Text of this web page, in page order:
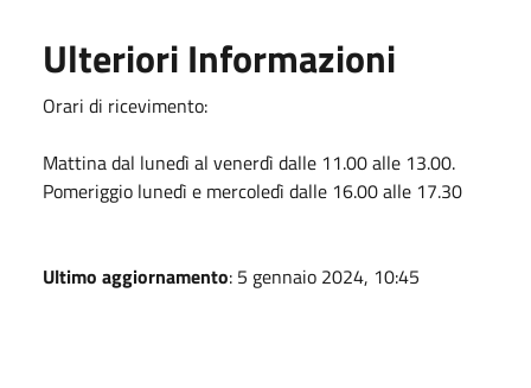
Ulteriori Informazioni
Orari di ricevimento:
Mattina dal lunedì al venerdì dalle 11.00 alle 13.00.
Pomeriggio lunedì e mercoledì dalle 16.00 alle 17.30
Ultimo aggiornamento: 5 gennaio 2024, 10:45